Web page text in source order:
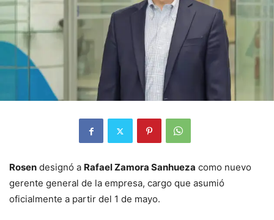
Rosen designó a Rafael Zamora Sanhueza como nuevo
gerente general de la empresa, cargo que asumió
oficialmente a partir del 1 de mayo.